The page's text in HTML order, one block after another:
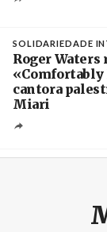
SOLIDARIEDADE
Roger Waters
«Comfortably
cantora
Miari